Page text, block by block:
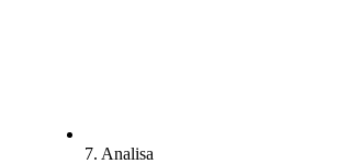
7. Analisa